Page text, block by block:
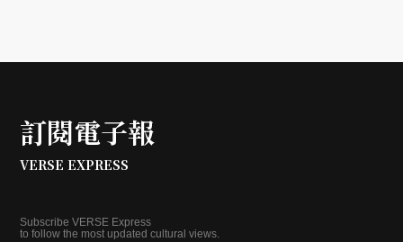
訂閱電子報
VERSE EXPRESS
Subscribe VERSE Express
to follow the most updated cultural views.